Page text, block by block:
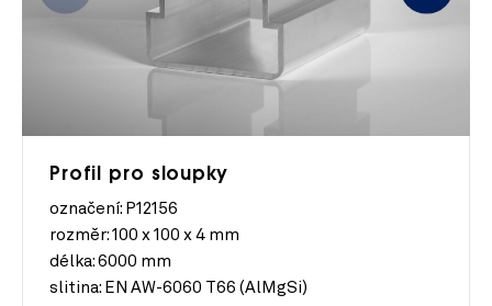
Profil pro sloupky
označení: P12156
rozměr: 100 x 100 x 4 mm
délka: 6000 mm
slitina: EN AW-6060 T66 (AlMgSi)